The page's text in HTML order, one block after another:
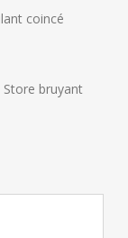
coincé
Store bruyant